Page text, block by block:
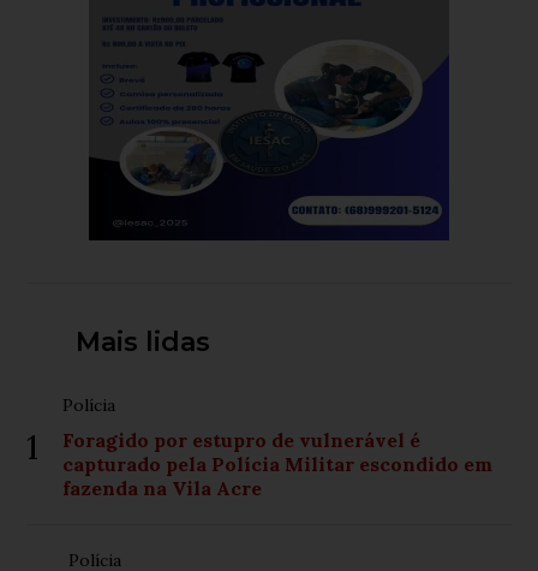
Mais lidas
1
Polícia
Foragido por estupro de vulnerável é
capturado pela Polícia Militar escondido em
fazenda na Vila Acre
Polícia